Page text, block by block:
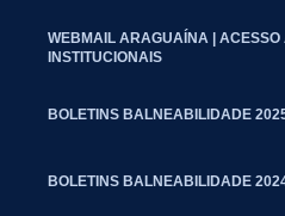
WEBMAIL ARAGUAÍNA | ACESSO
INSTITUCIONAIS
BOLETINS BALNEABILIDADE
BOLETINS BALNEABILIDADE